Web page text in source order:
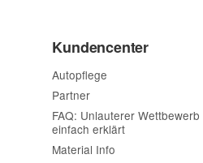
Kundencenter
Autopflege
Partner
FAQ: Unlauterer Wettbewerb
einfach erklärt
Material Info